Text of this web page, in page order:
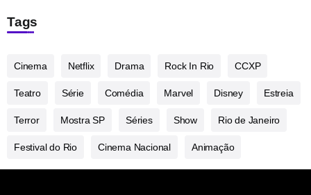
Tags
Cinema Netflix Drama Rock In Rio CCXP
Teatro Série Comédia Marvel Disney Estreia
Terror Mostra SP Séries Show Rio de Janeiro
Festival do Rio Cinema Nacional Animação